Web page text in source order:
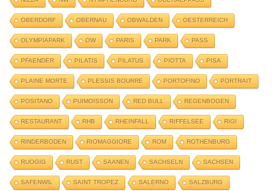
OBERDORF OBERNAU OBWALDEN OESTERREICH
OLYMPIAPARK OW PARIS PARK PASS
PFAENDER PILATIS PILATUS PIOTTA PISA
PLAINE MORTE PLESSIS BOURRE PORTOFINO PORTRAIT
POSITANO PUIMOISSON RED BULL REGENBOGEN
RESTAURANT RHB RHEINFALL RIFFELSEE RIGI
RINDERBODEN RIOMAGGIORE ROM ROTHENBURG
RUOGIG RUST SAANEN SACHSELN SACHSEN
SAFENWIL SAINT TROPEZ SALERNO SALZBURG